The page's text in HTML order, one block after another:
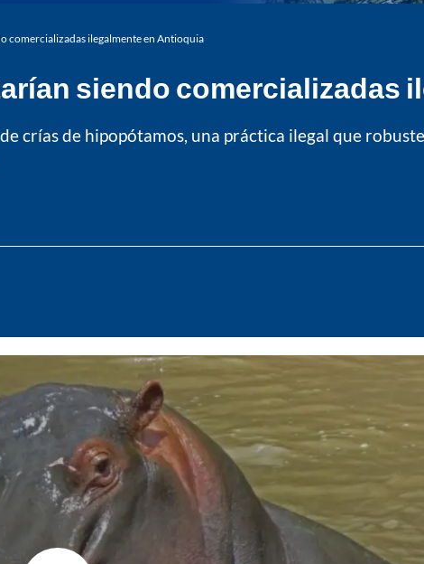
comercializadas ilegalmente en Antioquia
siendo comercializadas
crías de hipopótamos, una práctica ilegal que